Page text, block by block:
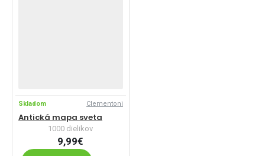
Skladom Clementoni
Antická mapa sveta
1000 dielikov
9,99€